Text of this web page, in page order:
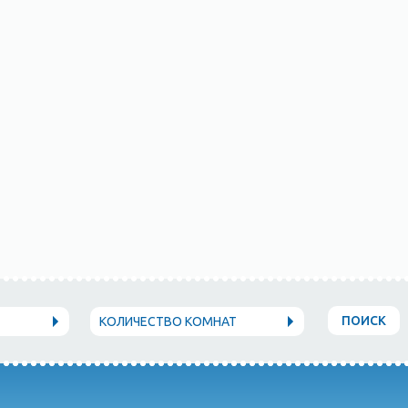
все уголки
видом.
КОЛИЧЕСТВО КОМНАТ ПОИСК